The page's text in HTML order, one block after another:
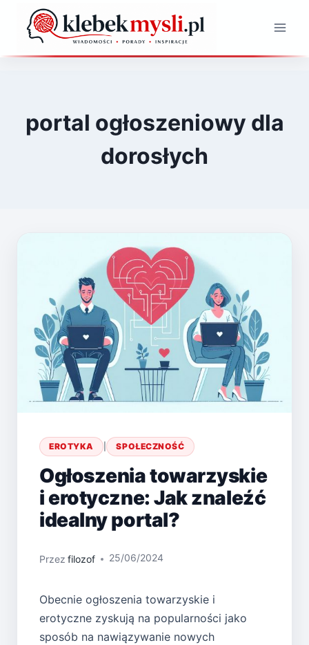
Przejdź
portal ogłoszeniowy dla
dorosłych
EROTYKA | SPOŁECZNOŚĆ
Ogłoszenia towarzyskie
i erotyczne: Jak znaleźć
idealny portal?
Przez filozof 25/06/2024
Obecnie ogłoszenia towarzyskie i
erotyczne zyskują na popularności jako
sposób na nawiązywanie nowych